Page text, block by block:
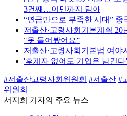
3건째…이민까지 담아
“연금만으로 부족한 시대” 중
저출산·고령사회기본계획
“못 들어봤어요”
저출산·고령사회기본법 여야
'후계자 없어도 기업은 남긴
#저출산고령사회위원회 #저출산 #
위원회
서지희 기자의 주요 뉴스